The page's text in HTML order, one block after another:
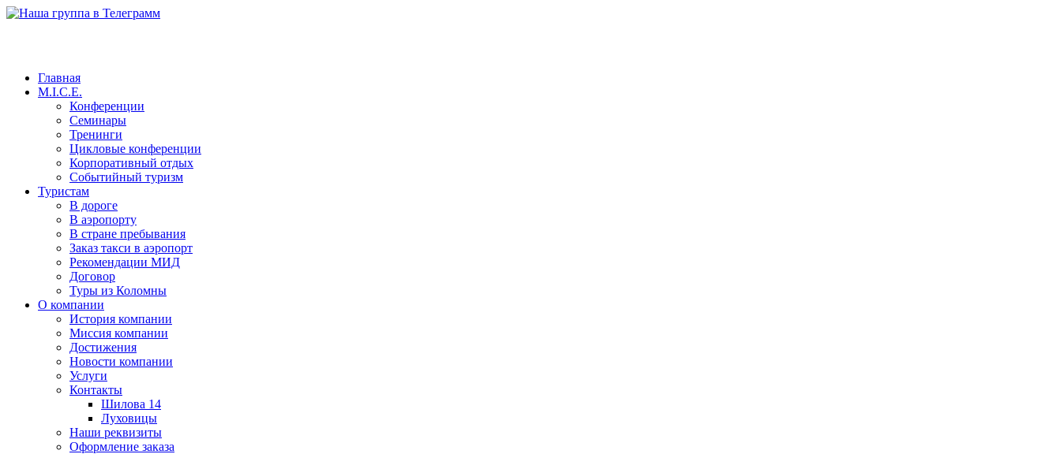
Главная
M.I.C.E.
Конференции
Семинары
Тренинги
Цикловые конференции
Корпоративный отдых
Событийный туризм
Туристам
В дороге
В аэропорту
В стране пребывания
Заказ такси в аэропорт
Рекомендации МИД
Договор
Туры из Коломны
О компании
История компании
Миссия компании
Достижения
Новости компании
Услуги
Контакты
Шилова 14
Луховицы
Наши реквизиты
Оформление заказа